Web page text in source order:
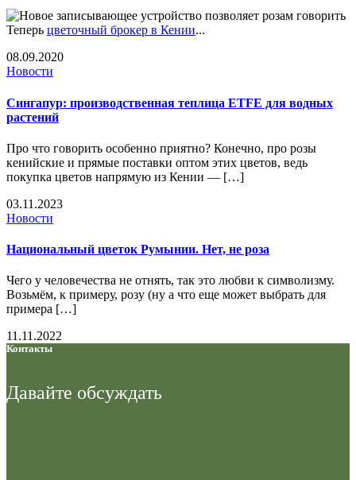
Теперь цветочный брокер в Кении...
08.09.2020
Новости
Сингапур: производственная теплица ETFE для водных
растений
Про что говорить особенно приятно? Конечно, про розы
кенийские и прямые поставки оптом этих цветов, ведь
покупка цветов напрямую из Кении — […]
03.11.2023
Новости
Национальный цветок Румынии. Нет, не роза
Чего у человечества не отнять, так это любви к символизму.
Возьмём, к примеру, розу (ну а что еще может выбрать для
примера […]
11.11.2022
Контакты
Давайте обсуждать